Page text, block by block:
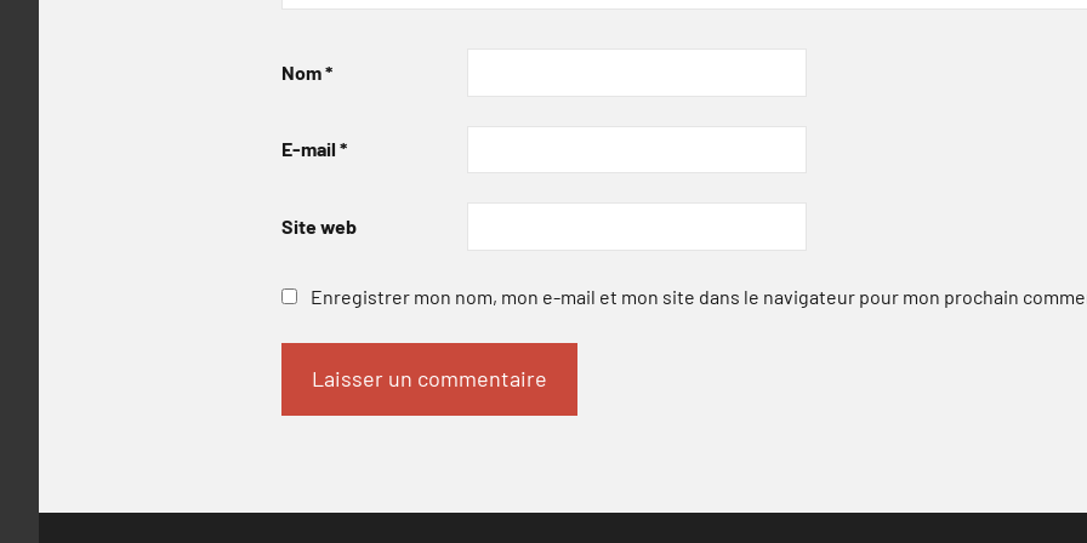
Nom*
E-mail *
Site web
Enregistrer mon nom, mon e-mail et mon site dans le navigateur pour mon prochain